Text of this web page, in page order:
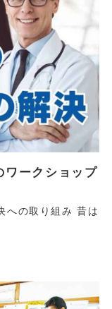
ワークショップ
への取り組み 昔は